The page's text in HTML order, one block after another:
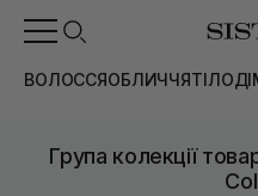
ВОЛОССЯОБЛИЧЧЯТІЛО
Група колекції